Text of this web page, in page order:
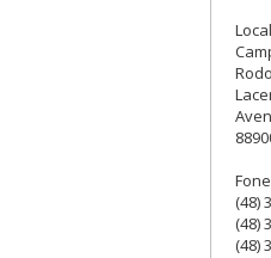
(48)
(48)
(48)